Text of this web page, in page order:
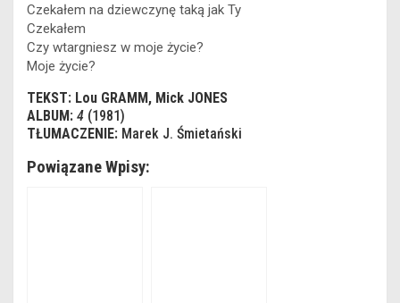
Czekałem na dziewczynę taką jak Ty
Czekałem
Czy wtargniesz w moje życie?
Moje życie?
TEKST: Lou GRAMM, Mick JONES
ALBUM: 4 (1981)
TŁUMACZENIE: Marek J. Śmietański
Powiązane Wpisy: